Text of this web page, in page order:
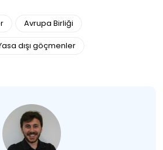
Avrupa Birliği
dışı göçmenler